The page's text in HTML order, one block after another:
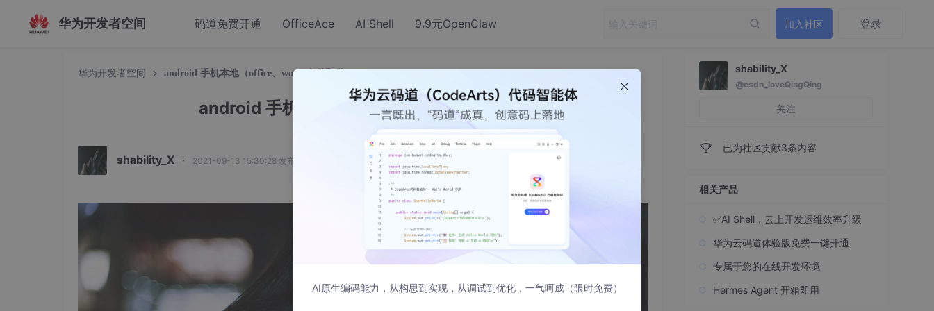
华为开发者空间 码道免费开通 OfficeAce AI Shell 9.9元OpenClaw 加入社区 登录
华为开发者空间 android 手机本地（office、word)文件预览
android 手机本地（office、word)文件预览
shability_X · 2021-09-13 15:30:28 发布
shability_X
@csdn_loveQingQing
关注
已为社区贡献3条内容
相关产品
✅AI Shell，云上开发运维效率升级
华为云码道体验版免费一键开通
专属于您的在线开发环境
Hermes Agent 开箱即用
AI原生编码能力，从构思到实现，从调试到优化，一气呵成（限时免费）